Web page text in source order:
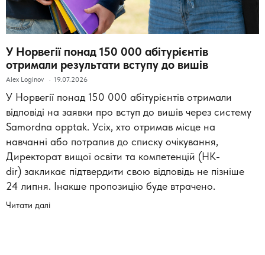
У Норвегії понад 150 000 абітурієнтів
отримали результати вступу до вишів
Alex Loginov 19.07.2026
У Норвегії понад 150 000 абітурієнтів отримали
відповіді на заявки про вступ до вишів через систему
Samordna opptak. Усіх, хто отримав місце на
навчанні або потрапив до списку очікування,
Директорат вищої освіти та компетенцій (HK-
dir) закликає підтвердити свою відповідь не пізніше
24 липня. Інакше пропозицію буде втрачено.
Читати далі